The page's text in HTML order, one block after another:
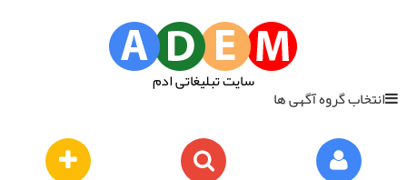
سایت تبلیغاتی ادم
انتخاب گروه آگهی ها